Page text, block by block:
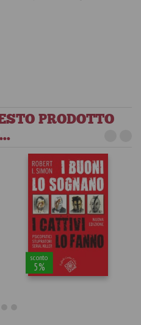
PRODOTTO
sconto
5%